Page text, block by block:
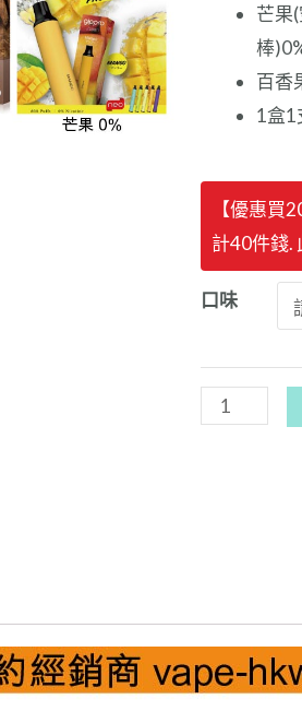
芒果
棒
百香
1盒1
【優惠買
計40件錢.
口味
《優
惠
買
20
4/40
霧